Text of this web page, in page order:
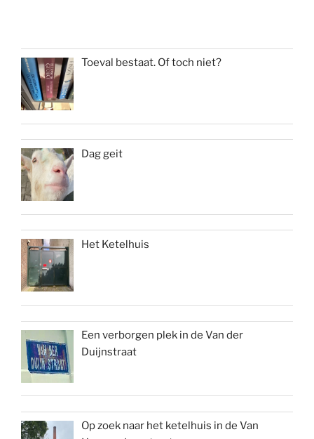
Toeval bestaat. Of toch niet?
Dag geit
Het Ketelhuis
Een verborgen plek in de Van der
Duijnstraat
Op zoek naar het ketelhuis in de Van